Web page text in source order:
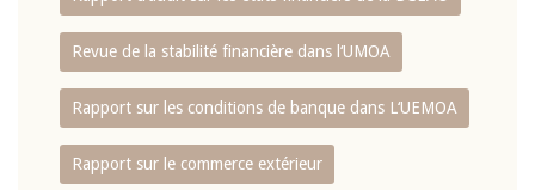
Revue de la stabilité financière dans l‘UMOA
Rapport sur les conditions de banque dans L‘UEMOA
Rapport sur le commerce extérieur